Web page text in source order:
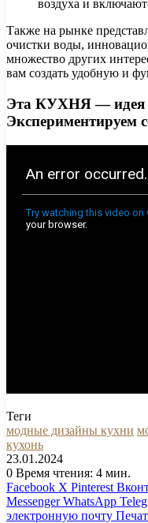
воздуха и
Также на рынке
очистки воды,
множество других
вам создать удобную и
Эта КУХНЯ — идея
Экспериментируем
Теги
модные дизайны кухни
кухонь
23.01.2024
0 Время чтения: 4 мин.
Facebook X Pinterest
Messenger WhatsApp
электронную почту